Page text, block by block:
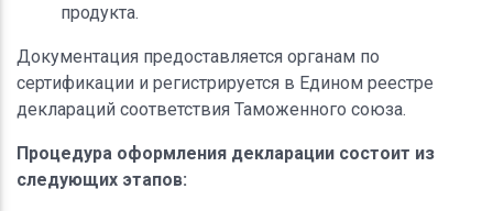
продукта.
Документация предоставляется органам по
сертификации и регистрируется в Едином реестре
деклараций соответствия Таможенного союза.
Процедура оформления декларации состоит из
следующих этапов: